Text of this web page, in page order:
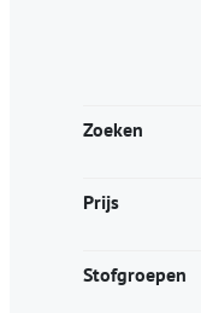
Zoeken
Prijs
Stofgroepen
kan
op
productpagina